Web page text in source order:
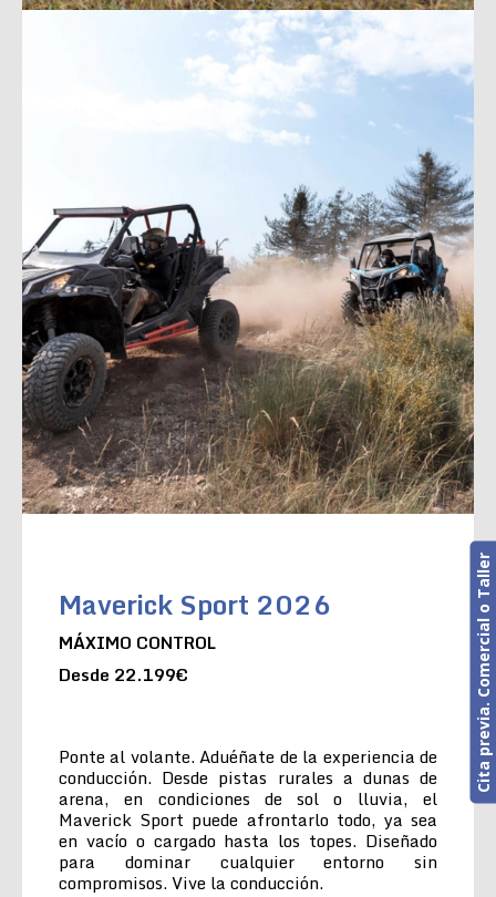
Maverick Sport 2026
MÁXIMO CONTROL
Desde 22.199€
Ponte al volante. Aduéñate de la experiencia de
conducción. Desde pistas rurales a dunas de
arena, en condiciones de sol o lluvia, el
Maverick Sport puede afrontarlo todo, ya sea
en vacío o cargado hasta los topes. Diseñado
para dominar cualquier entorno sin
compromisos. Vive la conducción.
Cita previa. Comercial o Taller